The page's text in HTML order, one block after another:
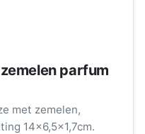
parfum
met zemelen,
14x6,5x1,7cm.